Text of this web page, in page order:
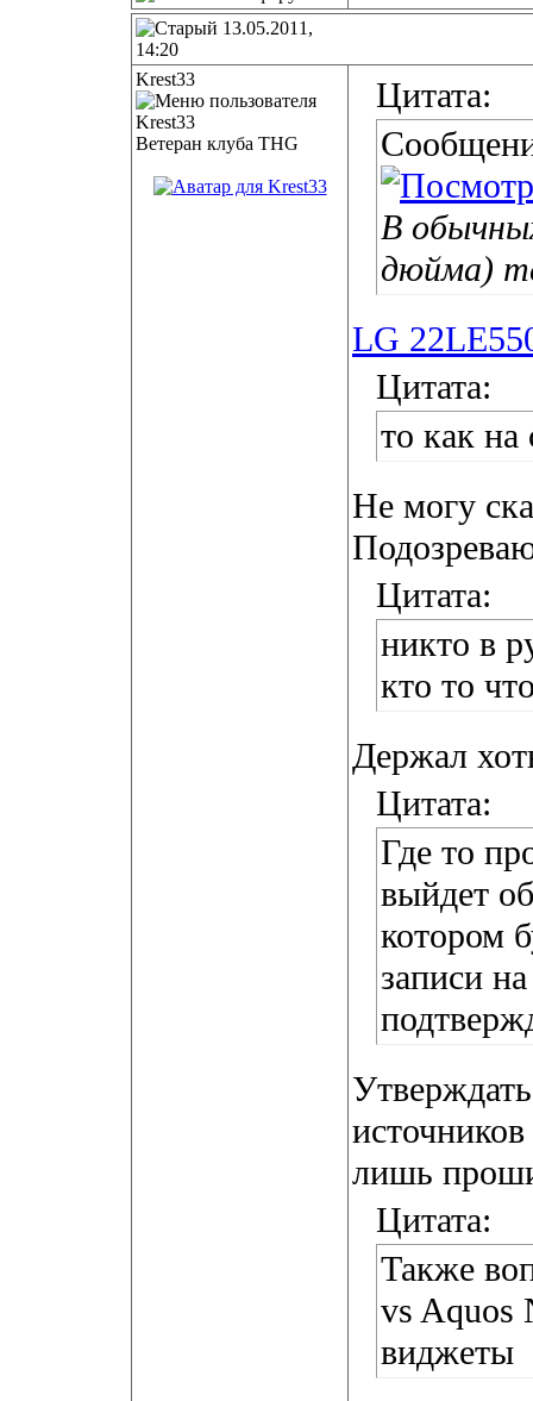
13.05.2011,
14:20
Krest33
Ветеран клуба THG
Цитата:
В
дюйма)
LG
Цитата:
то как на
Не могу
Цитата:
никто в
кто то
Держал
Цитата:
Где то
выйдет
котором
записи
лишь
Цитата:
Также
vs Aquos
виджеты